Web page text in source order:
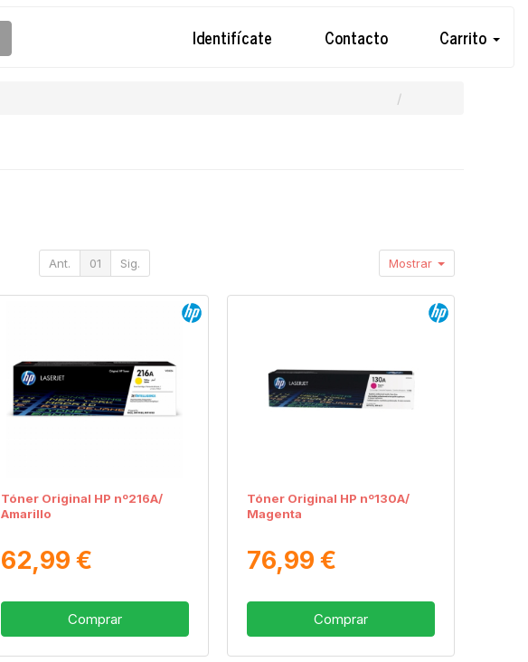
Identifícate Contacto Carrito
Ant. 01 Sig. Mostrar
Tóner Original HP nº216A/
Amarillo
62,99 €
Comprar
Tóner Original HP nº130A/
Magenta
76,99 €
Comprar